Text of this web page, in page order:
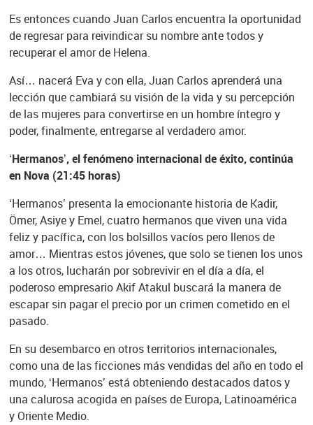
Es entonces cuando Juan Carlos encuentra la oportunidad
de regresar para reivindicar su nombre ante todos y
recuperar el amor de Helena.
Así… nacerá Eva y con ella, Juan Carlos aprenderá una
lección que cambiará su visión de la vida y su percepción
de las mujeres para convertirse en un hombre íntegro y
poder, finalmente, entregarse al verdadero amor.
‘Hermanos’, el fenómeno internacional de éxito, continúa
en Nova (21:45 horas)
‘Hermanos’ presenta la emocionante historia de Kadir,
Ömer, Asiye y Emel, cuatro hermanos que viven una vida
feliz y pacífica, con los bolsillos vacíos pero llenos de
amor… Mientras estos jóvenes, que solo se tienen los unos
a los otros, lucharán por sobrevivir en el día a día, el
poderoso empresario Akif Atakul buscará la manera de
escapar sin pagar el precio por un crimen cometido en el
pasado.
En su desembarco en otros territorios internacionales,
como una de las ficciones más vendidas del año en todo el
mundo, ‘Hermanos’ está obteniendo destacados datos y
una calurosa acogida en países de Europa, Latinoamérica
y Oriente Medio.